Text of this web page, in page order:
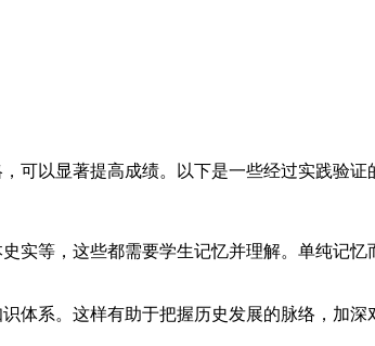
可以显著提高成绩。以下是一些经过实践验证
实等，这些都需要学生记忆并理解。单纯记
体系。这样有助于把握历史发展的脉络，加深